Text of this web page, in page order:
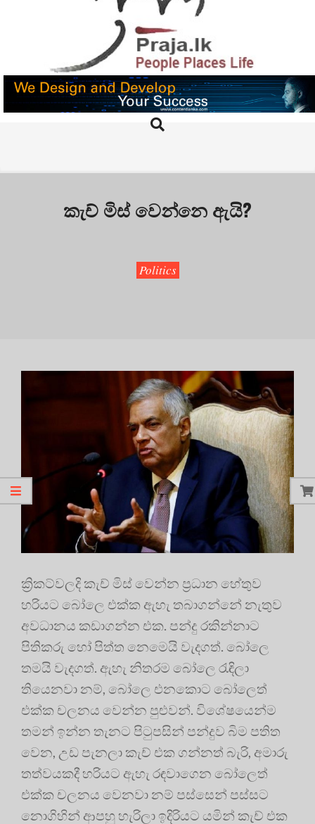
PRAJA.LK
Search
කැච් මිස් වෙන්නෙ ඇයි?
Politics
ක්‍රිකට්වලදි කැච් මිස් වෙන්න ප්‍රධාන හේතුව
හරියට බෝලෙ එක්ක ඇහැ තබාගන්නේ නැතුව
අවධානය කඩාගන්න එක. පන්දු රකින්නාට
පිතිකරු හෝ පිත්ත නෙමෙයි වැදගත්. බෝලෙ
තමයි වැදගත්. ඇහැ නිතරම බෝලෙ රැඳිලා
තියෙනවා නම්, බෝලෙ එනකොට බෝලෙත්
එක්ක චලනය වෙන්න පුළුවන්. විශේෂයෙන්ම
තමන් ඉන්න තැනට පිටුපසින් පන්දුව බිම පතිත
වෙන, උඩ පැනලා කැච් එක ගන්නත් බැරි, අමාරු
තත්වයකදී හරියට ඇහැ රඳවාගෙන බෝලෙත්
එක්ක චලනය වෙනවා නම් පස්සෙන් පස්සට
නොගිහින් ආපහු හැරිලා ඉදිරියට යමින් කැච් එක